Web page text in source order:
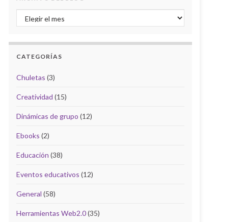
Archivo del Blog
CATEGORÍAS
Chuletas (3)
Creatividad (15)
Dinámicas de grupo (12)
Ebooks (2)
Educación (38)
Eventos educativos (12)
General (58)
Herramientas Web2.0(35)